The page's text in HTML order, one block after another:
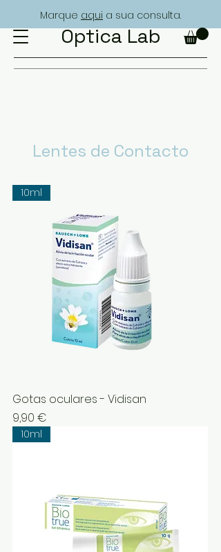
Marque aqui a sua consulta.
Optica Lab
Lentes de Contacto
10ml
Gotas oculares - Vidisan
Preço
9,90 €
10ml